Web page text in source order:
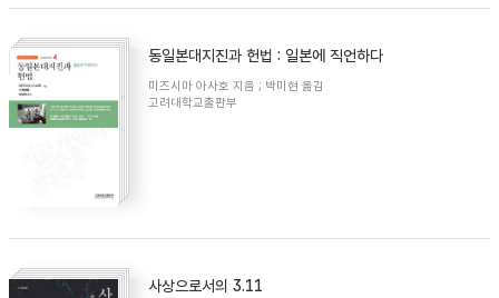
동일본대지진과 헌법 : 일본에 직언하다
미즈시마 아사호 지음 ; 박미현 옮김
고려대학교출판부
사상으로서의 3.11